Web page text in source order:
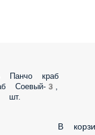
Панчо краб
Соевый-3,
шт.
В